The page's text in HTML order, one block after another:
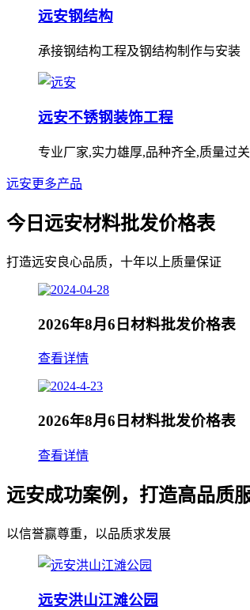
远安钢结构
承接钢结构工程及钢结构制作与安装
远安不锈钢装饰工程
专业厂家,实力雄厚,品种齐全,质量过关
远安更多产品
今日远安材料批发价格表
打造远安良心品质，十年以上质量保证
2026年8月6日材料批发价格表
查看详情
2026年8月6日材料批发价格表
查看详情
远安成功案例，打造高品质
以信誉赢尊重，以品质求发展
远安洪山江滩公园